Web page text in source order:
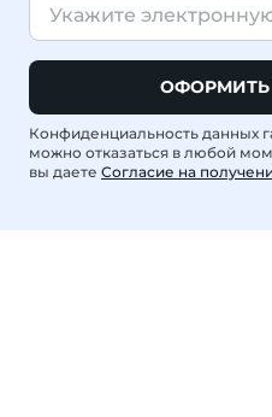
Конфиденциальность данных
можно отказаться в любой
вы даете Согласие на